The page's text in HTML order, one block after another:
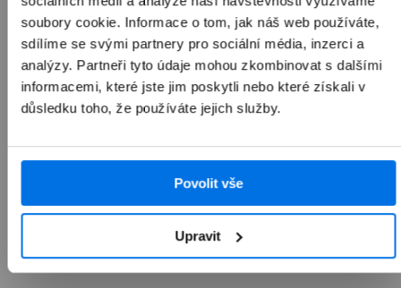
soubory cookie. Informace o tom, jak náš web používáte,
sdílíme se svými partnery pro sociální média, inzerci a
analýzy. Partneři tyto údaje mohou zkombinovat s dalšími
informacemi, které jste jim poskytli nebo které získali v
důsledku toho, že používáte jejich služby.
Povolit vše
Upravit
1 990 Kč
Přidat do košíku